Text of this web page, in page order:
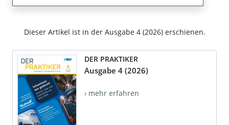
Dieser Artikel ist in der Ausgabe 4 (2026) erschienen.
DER PRAKTIKER
Ausgabe 4 (2026)
› mehr erfahren